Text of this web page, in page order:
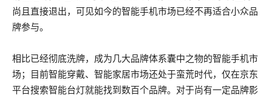
尚且直接退出，可见如今的智能手机市场已经不再适合小众品
牌参与。
相比已经彻底洗牌，成为几大品牌体系囊中之物的智能手机市
场；目前智能穿戴、智能家居市场还处于蛮荒时代，仅在京东
平台搜索智能台灯就能找到数百个品牌。对于尚有一定品牌影